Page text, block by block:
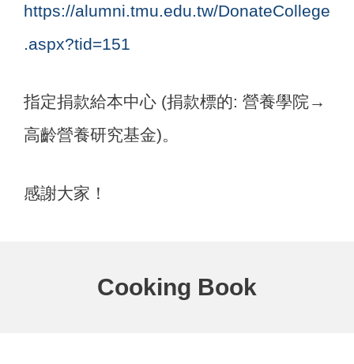
https://alumni.tmu.edu.tw/DonateCollege
.aspx?tid=151
指定捐款給本中心 (捐款標的: 營養學院→
高齡營養研究基金)。
感謝大家！
Cooking Book